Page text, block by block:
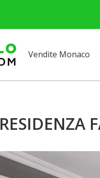
Vendite Monaco
RESIDENZA